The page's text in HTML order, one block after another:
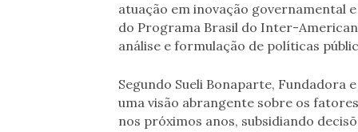
atuação em inovação governamental
do Programa Brasil do Inter-
análise e formulação de políticas
Segundo Sueli Bonaparte, Fundadora
uma visão abrangente sobre os
nos próximos anos, subsidiando